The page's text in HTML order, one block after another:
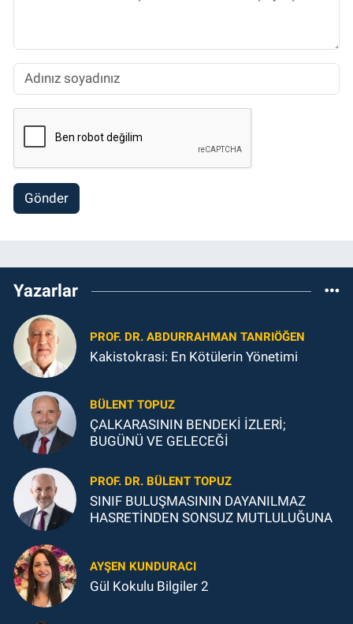
Gönder
Yazarlar
PROF. DR. ABDURRAHMAN TANRIÖĞEN
Kakistokrasi: En Kötülerin Yönetimi
BÜLENT TOPUZ
ÇALKARASININ BENDEKİ İZLERİ;
BUGÜNÜ VE GELECEĞİ
PROF. DR. BÜLENT TOPUZ
SINIF BULUŞMASININ DAYANILMAZ
HASRETİNDEN SONSUZ MUTLULUĞUNA
AYŞEN KUNDURACI
Gül Kokulu Bilgiler 2